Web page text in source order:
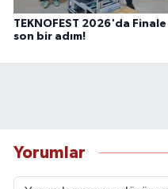
TEKNOFEST 2026'da Finale
son bir adım!
Yorumlar